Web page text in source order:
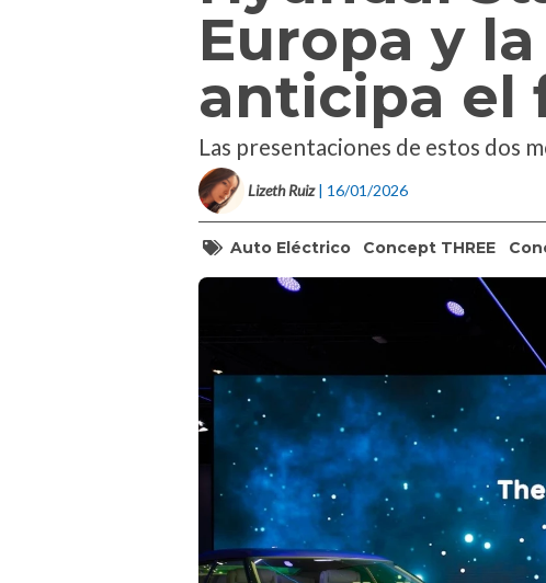
Europa y
anticipa el
Las presentaciones de estos dos
Lizeth Ruiz | 16/01/2026
Auto Eléctrico Concept THREE